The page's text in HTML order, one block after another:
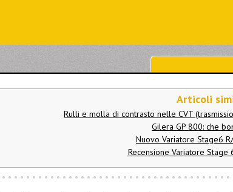
Articoli
Rulli e molla di contrasto nelle CVT
Gilera GP 800: che
Nuovo Variatore Stage6
Recensione Variatore Stage